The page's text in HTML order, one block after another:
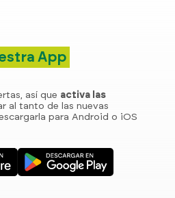
App
así que activa las
al tanto de las nuevas
para Android o iOS